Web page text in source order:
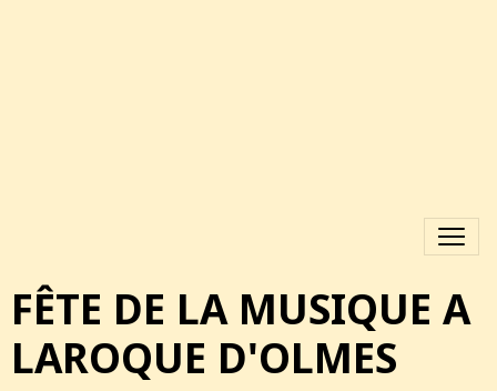
FÊTE DE LA MUSIQUE A
LAROQUE D'OLMES